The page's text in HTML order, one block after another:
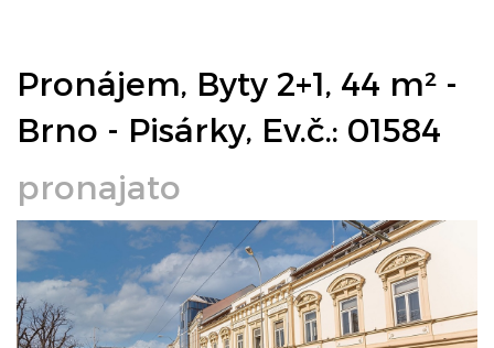
Pronájem, Byty 2+1, 44 m² -
Brno - Pisárky, Ev.č.: 01584
pronajato